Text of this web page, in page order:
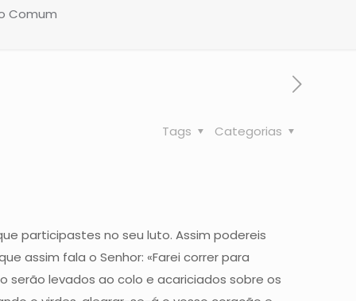
Comum
Categorias
Tags
participastes no seu luto. Assim podereis
assim fala o Senhor: «Farei correr para
serão levados ao colo e acariciados sobre os